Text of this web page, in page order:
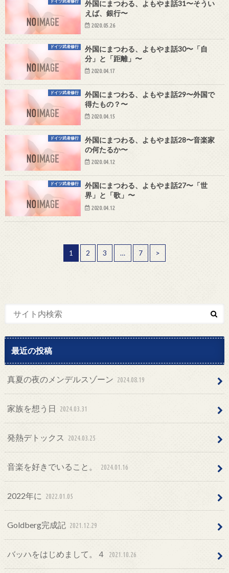
ドイツ武者修行
外国にまつわる、よもやま話31〜そうい
えば、銀行〜
2020.05.26
ドイツ武者修行
外国にまつわる、よもやま話30〜「自
分」と「距離」〜
2020.04.17
ドイツ武者修行
外国にまつわる、よもやま話29〜外国で
得たもの？〜
2020.04.15
ドイツ武者修行
外国にまつわる、よもやま話28〜音楽家
の何たるか〜
2020.04.12
ドイツ武者修行
外国にまつわる、よもやま話27〜「世
界」と「歌」〜
2020.04.12
1 2 3 … 7 >
最近の投稿
真夏の夜のメンデルスゾーン 2024.08.19
家族を想う日 2024.03.31
発熱デトックス 2024.03.25
音楽を好きでいること。 2024.01.16
2022年に 2022.01.05
Goldberg完成記 2021.12.29
バッハをはじめまして。４ 2021.10.26